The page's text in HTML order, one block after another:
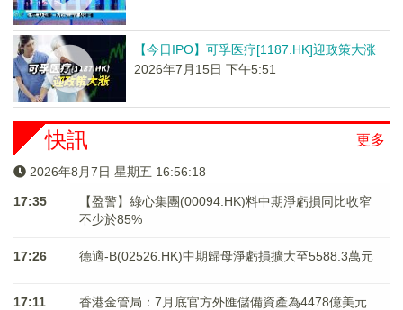
【今日IPO】可孚医疗[1187.HK]迎政策大涨
2026年7月15日 下午5:51
更多
快訊
2026年8月7日 星期五 16:56:19
17:35
【盈警】綠心集團(00094.HK)料中期淨虧損同比收窄
不少於85%
17:26 德適-B(02526.HK)中期歸母淨虧損擴大至5588.3萬元
17:11 香港金管局：7月底官方外匯儲備資產為4478億美元